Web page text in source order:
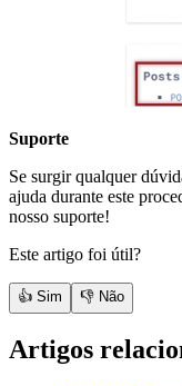
Suporte
Se surgir qualquer
ajuda durante este
nosso suporte!
Este artigo foi útil?
👍 Sim 👎 Não
Artigos